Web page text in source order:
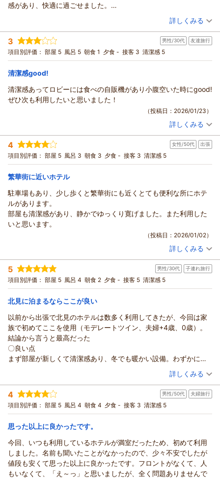
感があり、快適に過ごせました。
無人チェックインで、2日間の滞在中にほとんど人とすれ違うこと
また、宿泊証明書をお願いするために電話をしたところ、すぐに
持ってきてくださり、対応もとても感じがよかったです。
一点だけ挙げるとすると、壁やドアはやや薄めの印象で、他のお
こえました。とはいえ、特別うるさいと感じるほどではありませ
んでした。
また、朝食付きプランのみだったため、素泊まりも選べるとさら
に利用しやすいと感じました。朝食は、ゆで卵とスパムおにぎり
全体的には清潔感があり、快適に過ごせるホテルだと思います。
（投稿日：2026/05/12）
宿泊時期： 2026年04月宿泊 (出張)
投稿者： 山さんさん
宿泊プラン： 【朝食付】リノベーション済み！北見駅近く、ビジネスにも！
Wifi無料【無料駐車場有】
シングル 朝のみ
宿泊価格帯： 6,001～7,000円(大人一人あたり/税込)
詳しくみる
3 男性/30代 友達旅行
項目別評価： 部屋 5 風呂 5 朝食 1 夕食 - 接客 3 清潔感 5
清潔感good!
清潔感あってロビーには食べの自販機があり小腹空いた時にgood!
ぜひ次も利用したいと思いました！
（投稿日：2026/01/23）
投稿者： こんたさん(男性/30代)
宿泊プラン： 【朝食付】リノベーション済み！北見駅近く、ビジネスにも！
Wifi無料【無料駐車場有】
ツイン 朝のみ
宿泊価格帯： 7,001～8,000円(大人一人あたり/税込)
詳しくみる
4 女性/50代 出張
項目別評価： 部屋 5 風呂 3 朝食 3 夕食 - 接客 3 清潔感 5
繁華街に近いホテル
駐車場もあり、少し歩くと繁華街にも近くとても便利な所にホテ
ルがあります。
部屋も清潔感があり、静かでゆっくり寛げました。また利用した
いと思います。
（投稿日：2026/01/02）
投稿者： ココアさん(女性/50代)
宿泊プラン： 【朝食付】リノベーション済み！北見駅近く、ビジネスにも！
Wifi無料【無料駐車場有】
ツイン 朝のみ
宿泊価格帯： 5,001～6,000円(大人一人あたり/税込)
詳しくみる
5 男性/30代 子連れ旅行
項目別評価： 部屋 5 風呂 4 朝食 2 夕食 - 接客 5 清潔感 5
北見に泊まるならここが良い
以前から出張で北見のホテルは数多く利用してきたが、今回は家
族で初めてここを使用（モデレートツイン、夫婦+4歳、0歳）。
結論から言うと最高だった
〇良い点
まず部屋が新しくて清潔感あり、冬でも暖かい設備。わずかにハ
ッカの香りもするが子供も気にならない程度である。アメニティ
もハッカ関連の製品で大人もワクワク出来る。ベッドも良質。
水回りも綺麗であった
1つの階に3室程度しかなく、モデレートツインなら左右に接する
部屋がないので赤子が泣いても迷惑かかりづらいという安心感あ
また、過去レビューでは駐車場についての指摘もあるが、現在は
駐車場は比較的近く（子供と歩いて1分程度）不自由しない。
後は明確に価格が安い。閑散期ではあったが周辺施設より一回り
安いと思われる
〇悪い点
（投稿日：2025/12/27）
宿泊時期： 2025年12月宿泊 (子連れ旅行)
投稿者： 良兼さん(男性/30代)
宿泊プラン： 【朝食付】リノベーション済み！北見駅近く、ビジネスにも！
Wifi無料【無料駐車場有】
ツイン 朝のみ
宿泊価格帯： 5,001～6,000円(大人一人あたり/税込)
詳しくみる
4 男性/50代 夫婦旅行
項目別評価： 部屋 5 風呂 4 朝食 4 夕食 - 接客 3 清潔感 5
思った以上に良かったです。
今回、いつも利用しているホテルが満室だったため、初めて利用
しました。名前も聞いたことがなかったので、少々不安でしたが
値段も安くて思った以上に良かったです。フロントがなくて、人
もいなくて、「え～っ」と思いましたが、全く問題ありませんで